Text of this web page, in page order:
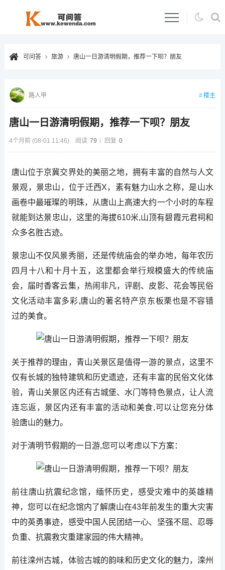
可问答 旅游 唐山一日游清明假期，推荐一下呗？朋友
唐山一日游清明假期，推荐一下呗？朋友
4个月前 (08-01 11:46) 阅读 79 回复 0
路人甲 楼主
唐山位于京冀交界处的美丽之地，拥有丰富的自然与人文
景观，景忠山，位于迁西X，素有魅力山水之称，是山水
画卷中最璀璨的明珠，从唐山上高速大约一个小时的车程
就能到达景忠山，这里的海拔610米,山顶有碧霞元君祠和
众多名胜古迹。
景忠山不仅风景秀丽，还是传统庙会的举办地，每年农历
四月十八和十月十五，这里都会举行规模盛大的传统庙
会，届时香客云集，热闹非凡，评剧、皮影、花会等民俗
文化活动丰富多彩,唐山的著名特产京东板栗也是不容错
过的美食。
关于推荐的理由，青山关景区是值得一游的景点，这里不
仅有长城的独特建筑和历史遗迹，还有丰富的民俗文化体
验，青山关景区内还有古城堡、水门等特色景点，让人流
连忘返，景区内还有丰富的活动和美食,可以让您充分体
验唐山的魅力。
对于清明节假期的一日游,您可以考虑以下方案：
前往唐山抗震纪念馆，缅怀历史，感受灾难中的英雄精
神，您可以在纪念馆内了解唐山在43年前发生的重大灾害
中的英勇事迹，感受中国人民团结一心、坚强不屈、忍辱
负重、抗震救灾重建家园的伟大精神。
前往滦州古城，体验古城的韵味和历史文化的魅力，滦州